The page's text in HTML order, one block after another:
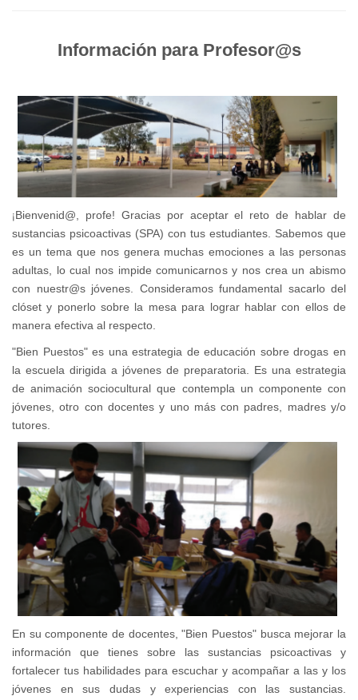
Información para Profesor@s
¡Bienvenid@, profe! Gracias por aceptar el reto de hablar de
sustancias psicoactivas (SPA) con tus estudiantes. Sabemos que
es un tema que nos genera muchas emociones a las personas
adultas, lo cual nos impide comunicarnos y nos crea un abismo
con nuestr@s jóvenes. Consideramos fundamental sacarlo del
clóset y ponerlo sobre la mesa para lograr hablar con ellos de
manera efectiva al respecto.
"Bien Puestos" es una estrategia de educación sobre drogas en
la escuela dirigida a jóvenes de preparatoria. Es una estrategia
de animación sociocultural que contempla un componente con
jóvenes, otro con docentes y uno más con padres, madres y/o
tutores.
En su componente de docentes, "Bien Puestos" busca mejorar la
información que tienes sobre las sustancias psicoactivas y
fortalecer tus habilidades para escuchar y acompañar a las y los
jóvenes en sus dudas y experiencias con las sustancias.